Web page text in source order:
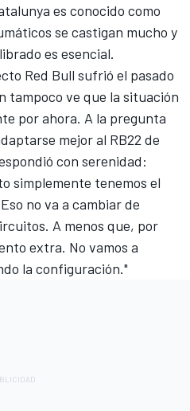
es conocido como
se castigan mucho y
es esencial.
Red Bull sufrió el pasado
tampoco ve que la situación
por ahora. A la pregunta
mejor al RB22 de
con serenidad:
simplemente tenemos el
no va a cambiar de
A menos que, por
extra. No vamos a
la configuración."